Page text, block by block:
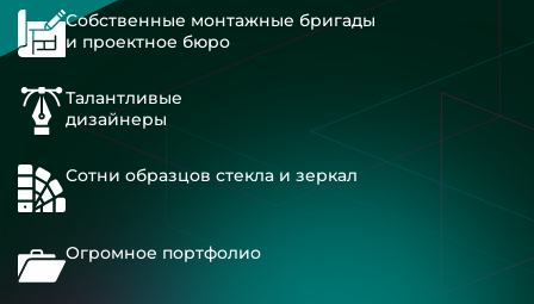
Собственные монтажные бригады
и проектное бюро
Талантливые
дизайнеры
Сотни образцов стекла и зеркал
Огромное портфолио